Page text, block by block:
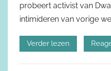
probeert activist van
intimideren van vorige
Verder lezen